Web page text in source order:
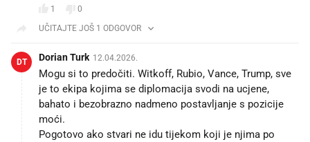
1
0
UČITAJTE JOŠ 1 ODGOVOR
DT Dorian Turk 12.04.2026.
Mogu si to predočiti. Witkoff, Rubio, Vance, Trump, sve
je to ekipa kojima se diplomacija svodi na ucjene,
bahato i bezobrazno nadmeno postavljanje s pozicije
moći.
Pogotovo ako stvari ne idu tijekom koji je njima po